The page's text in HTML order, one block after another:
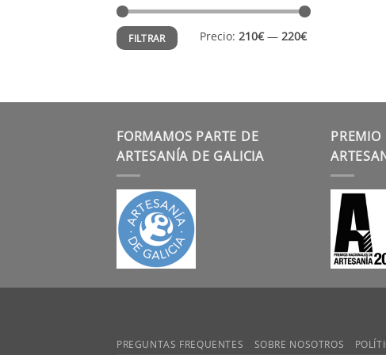
Precio
mínimo
Precio
máximo
FILTRAR Precio: 210€— 220€
FORMAMOS PARTE DE
ARTESANÍA DE GALICIA
PREGUNTAS FREQUENTES SOBRE NOSOTROS